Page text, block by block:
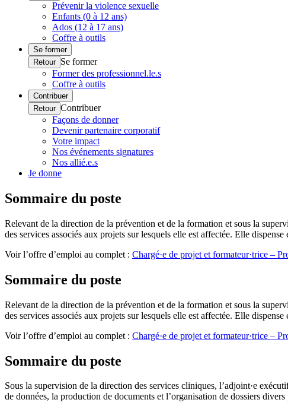
Prévenir la violence sexuelle
Enfants (0 à 12 ans)
Ados (12 à 17 ans)
Coffre à outils
Se former
Retour Se former
Former des professionnel.le.s
Coffre à outils
Contribuer
Retour Contribuer
Façons de donner
Devenir partenaire corporatif
Votre impact
Nos événements signatures
Nos allié.e.s
Je donne
Sommaire du poste
Relevant de la direction de la prévention et de la formation et sous la
des services associés aux projets sur lesquels elle est affectée. Elle
Voir l’offre d’emploi au complet : Chargé·e de projet et formateur·trice –
Sommaire du poste
Relevant de la direction de la prévention et de la formation et sous la
des services associés aux projets sur lesquels elle est affectée. Elle
Voir l’offre d’emploi au complet : Chargé·e de projet et formateur·trice –
Sommaire du poste
Sous la supervision de la direction des services cliniques, l’adjoint·e
de données, la production de documents et l’organisation de dossiers